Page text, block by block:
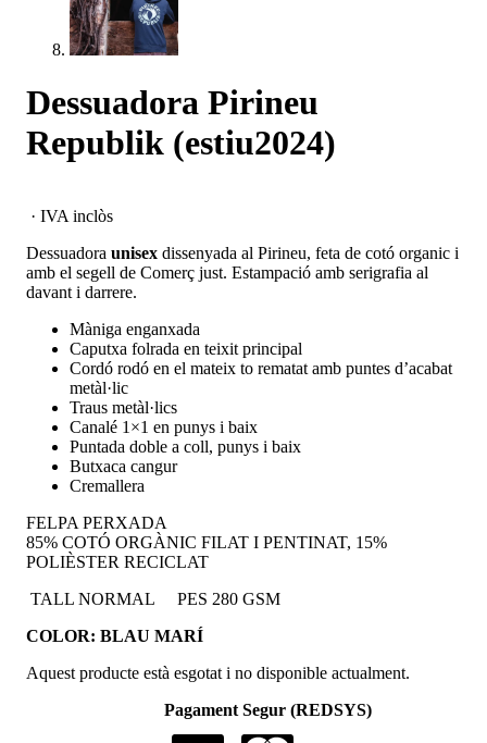
Dessuadora Pirineu
Republik (estiu2024)
· IVA inclòs
Dessuadora unisex dissenyada al Pirineu, feta de cotó organic i
amb el segell de Comerç just. Estampació amb serigrafia al
davant i darrere.
Màniga enganxada
Caputxa folrada en teixit principal
Cordó rodó en el mateix to rematat amb puntes d’acabat
metàl·lic
Traus metàl·lics
Canalé 1×1 en punys i baix
Puntada doble a coll, punys i baix
Butxaca cangur
Cremallera
FELPA PERXADA
85% COTÓ ORGÀNIC FILAT I PENTINAT, 15%
POLIÈSTER RECICLAT
TALL NORMAL
PES 280 GSM
COLOR: BLAU MARÍ
Aquest producte està esgotat i no disponible actualment.
Pagament Segur (REDSYS)